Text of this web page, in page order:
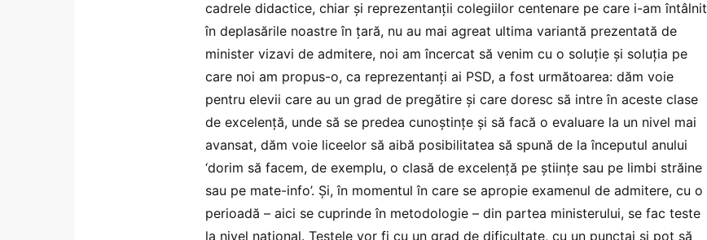
cadrele didactice, chiar şi reprezentanţii colegiilor centenare pe care i-am întâlnit
în deplasările noastre în ţară, nu au mai agreat ultima variantă prezentată de
minister vizavi de admitere, noi am încercat să venim cu o soluţie şi soluţia pe
care noi am propus-o, ca reprezentanţi ai PSD, a fost următoarea: dăm voie
pentru elevii care au un grad de pregătire şi care doresc să intre în aceste clase
de excelenţă, unde să se predea cunoştinţe şi să facă o evaluare la un nivel mai
avansat, dăm voie liceelor să aibă posibilitatea să spună de la începutul anului
‘dorim să facem, de exemplu, o clasă de excelenţă pe ştiinţe sau pe limbi străine
sau pe mate-info’. Şi, în momentul în care se apropie examenul de admitere, cu o
perioadă – aici se cuprinde în metodologie – din partea ministerului, se fac teste
la nivel naţional. Testele vor fi cu un grad de dificultate, cu un punctaj şi pot să